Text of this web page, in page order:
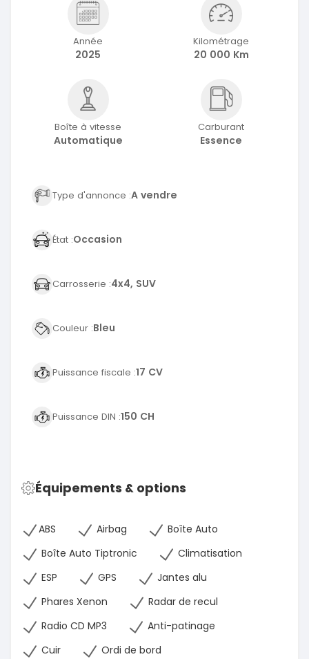
Année
2025
Kilométrage
20 000 Km
Boîte à vitesse
Automatique
Carburant
Essence
Type d'annonce :A vendre
État :Occasion
Carrosserie :4x4, SUV
Couleur :Bleu
Puissance fiscale :17 CV
Puissance DIN :150 CH
Équipements & options
ABS Airbag
Boîte Auto
Boîte Auto Tiptronic
Climatisation
ESP
GPS
Jantes alu
Phares Xenon
Radar de recul
Radio CD MP3
Anti-patinage
Cuir
Ordi de bord